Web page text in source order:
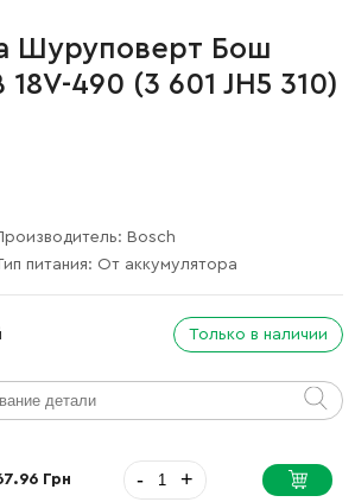
Шуруповерт Бош
18V-490 (3 601 JH5 310)
Bosch
питания: От аккумулятора
Только в наличии
Грн - +